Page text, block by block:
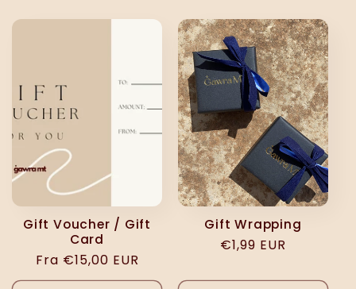
Gift Voucher / Gift
Card
Normalpris
Fra €15,00 EUR
Gift Wrapping
Normalpris
€1,99 EUR